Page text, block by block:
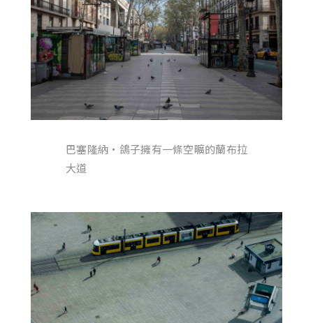
巴塞隆納・鴿子擁有一條空曠的蘭布拉
大道